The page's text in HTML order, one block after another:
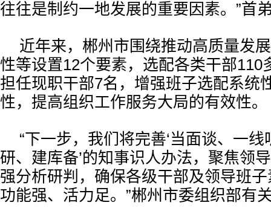
往往是制约一地发展的重要因素。”首
近年来，郴州市围绕推动高质量发
性等设置12个要素，选配各类干部110
担任现职干部7名，增强班子选配系统
性，提高组织工作服务大局的有效性。
“下一步，我们将完善‘当面谈、一
研、建库备’的知事识人办法，聚焦领
强分析研判，确保各级干部及领导班
功能强、活力足。”郴州市委组织部有